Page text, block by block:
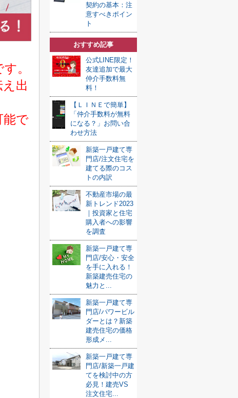
。
出
能で
契約の基本：注
意すべきポイン
ト
おすすめ記事
公式LINE限定！
友達追加で最大
仲介手数料無
料！
【ＬＩＮＥで簡単】
「仲介手数料が無料
になる？」お問い合
わせ方法
新築一戸建て専
門店/注文住宅を
建てる際のコス
トの内訳
不動産市場の最
新トレンド2023
｜投資家と住宅
購入者への影響
を調査
新築一戸建て専
門店/安心・安全
を手に入れる！
新築建売住宅の
魅力と...
新築一戸建て専
門店/パワービル
ダーとは？新築
建売住宅の価格
形成メ...
新築一戸建て専
門店/新築一戸建
てを検討中の方
必見！建売VS
注文住宅...